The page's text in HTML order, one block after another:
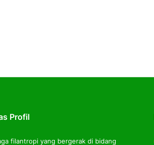
Profil
filantropi yang bergerak di bidang